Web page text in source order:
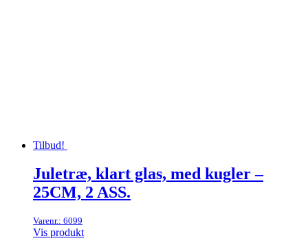
Tilbud!
Juletræ, klart glas, med kugler –
25CM, 2 ASS.
Varenr.: 6099
Vis produkt